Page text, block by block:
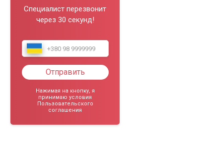
Специалист перезвонит
через 30 секунд!
Отправить
Нажимая на кнопку, я
принимаю условия
Пользовательского
соглашения